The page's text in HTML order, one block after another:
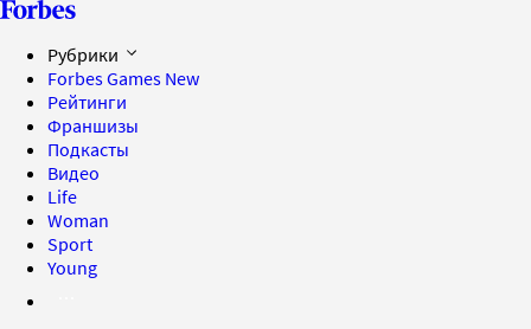
Рубрики
Forbes Games New
Рейтинги
Франшизы
Подкасты
Видео
Life
Woman
Sport
Young